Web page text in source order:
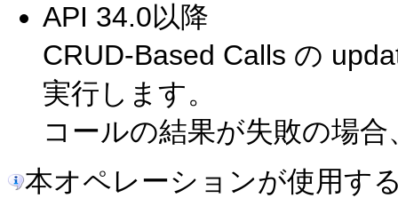
API 34.0以降
CRUD-Based Calls の
実行します。
コールの結果が失敗の場
本オペレーションが使用す